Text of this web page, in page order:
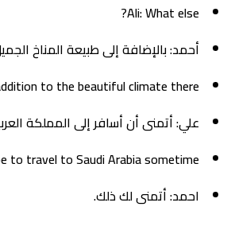
Ali: What else?
أحمد: بالإضافة إلى طبيعة المناخ
to the beautiful climate there.
علي: أتمنى أن أسافر إلى المملكة
to travel to Saudi Arabia sometime.
احمد: أتمنى لك ذلك.